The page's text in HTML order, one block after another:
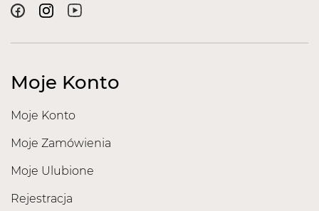
Moje Konto
Moje Konto
Moje Zamówienia
Moje Ulubione
Rejestracja